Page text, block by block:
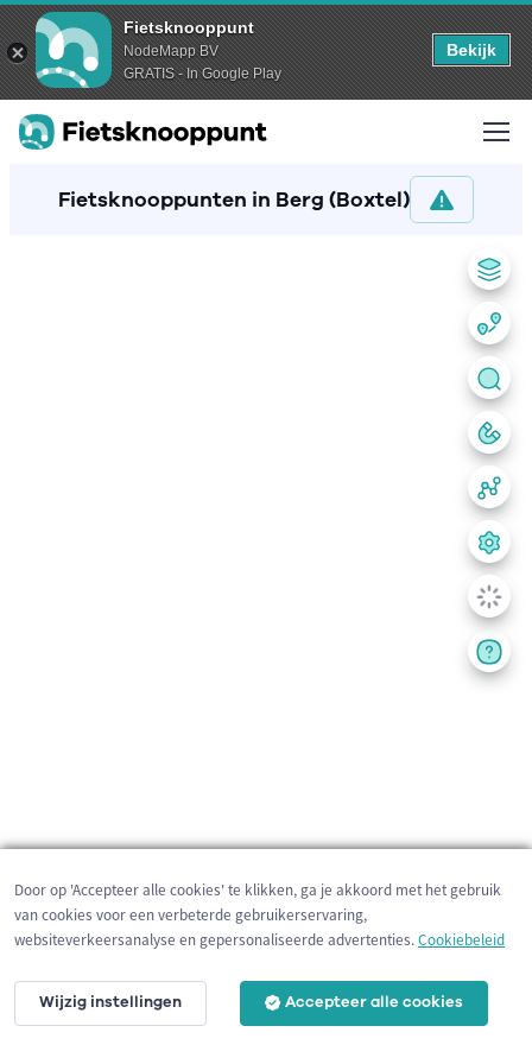
Fietsknooppunt
NodeMapp BV
GRATIS - In Google Play
Bekijk
Fietsknooppunten in Berg (Boxtel)
200 m
Door op 'Accepteer alle cookies' te klikken, ga je akkoord met het gebruik
van cookies voor een verbeterde gebruikerservaring,
websiteverkeersanalyse en gepersonaliseerde advertenties.Cookiebeleid
Wijzig instellingen Accepteer alle cookies